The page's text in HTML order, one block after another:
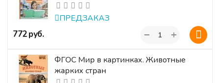
ПРЕДЗАКАЗ
‍772‍руб. +
−
ФГОС Мир в картинках. Животные
жарких стран